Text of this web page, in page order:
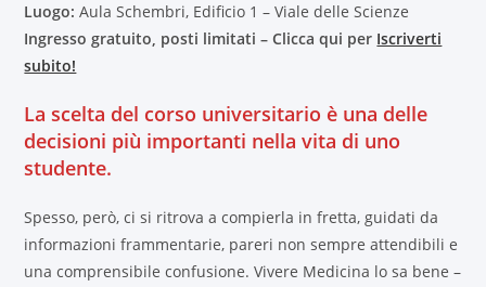
Luogo: Aula Schembri, Edificio 1 – Viale delle Scienze
Ingresso gratuito, posti limitati – Clicca qui per Iscriverti
subito!
La scelta del corso universitario è una delle
decisioni più importanti nella vita di uno
studente.
Spesso, però, ci si ritrova a compierla in fretta, guidati da
informazioni frammentarie, pareri non sempre attendibili e
una comprensibile confusione. Vivere Medicina lo sa bene –